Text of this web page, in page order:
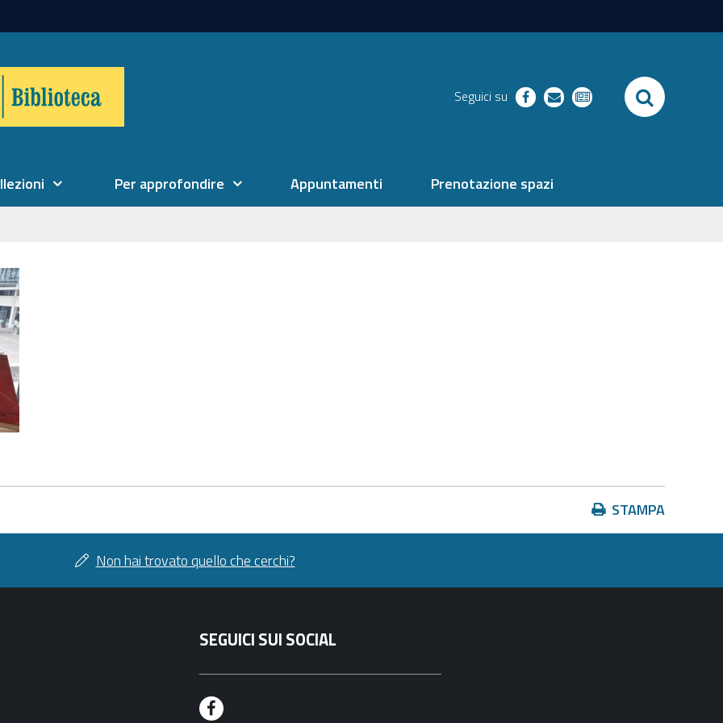
Seguici su facebookrichiestenewsletter SEARCH
Per approfondire Appuntamenti Prenotazione spazi
Azioni
sul
STAMPA
Non hai trovato quello che cerchi?
SEGUICI SUI SOCIAL